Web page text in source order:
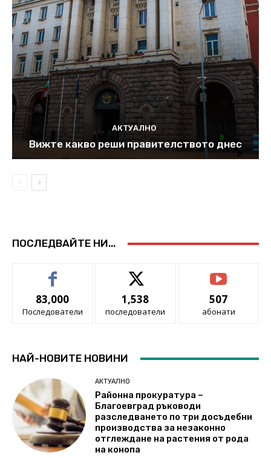
АКТУАЛНО
Вижте какво реши правителството днес
ПОСЛЕДВАЙТЕ НИ...
83,000
Последователи
1,538
последователи
507
абонати
НАЙ-НОВИТЕ НОВИНИ
АКТУАЛНО
Районна прокуратура –
Благоевград ръководи
разследването по три досъдебни
производства за незаконно
отглеждане на растения от рода
на конопа